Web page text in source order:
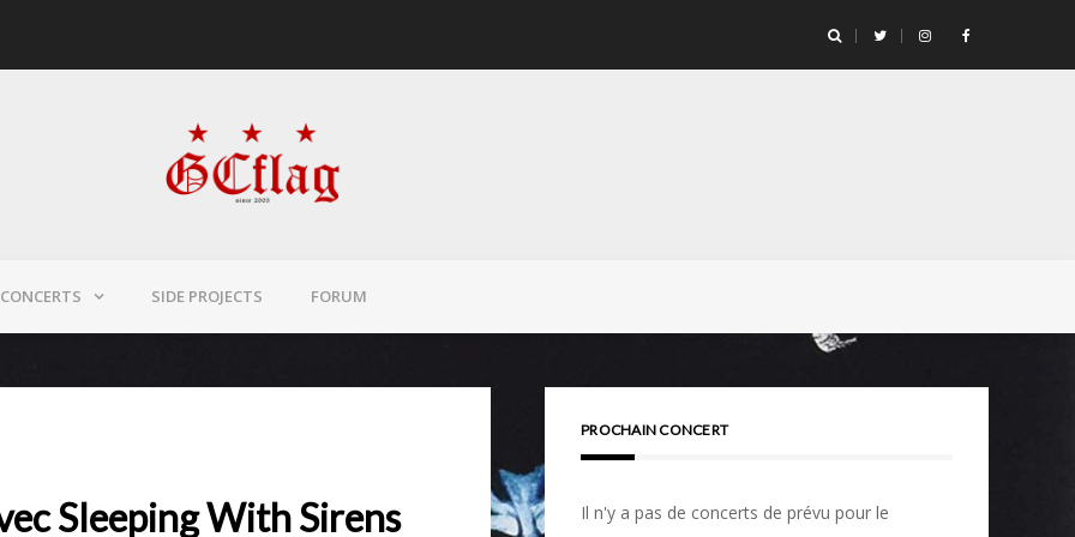
CONCERTS SIDE PROJECTS FORUM
Sleeping With Sirens
PROCHAIN CONCERT
Il n'y a pas de concerts de prévu pour le